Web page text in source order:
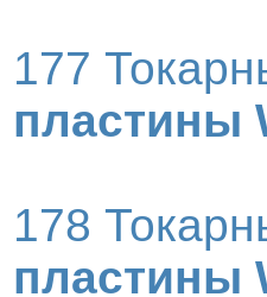
177
пластины
178
пластины